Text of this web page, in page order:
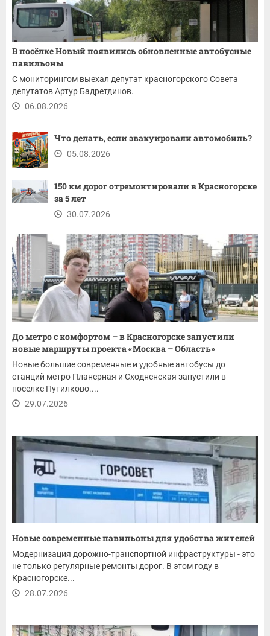
В посёлке Новый появились обновленные автобусные
павильоны
С мониторингом выехал депутат красногорского Совета
депутатов Артур Бадретдинов.
06.08.2026
Что делать, если эвакуировали автомобиль?
05.08.2026
150 км дорог отремонтировали в Красногорске
за 5 лет
30.07.2026
До метро с комфортом – в Красногорске запустили
новые маршруты проекта «Москва – Область»
Новые большие современные и удобные автобусы до
станций метро Планерная и Сходненская запустили в
поселке Путилково....
29.07.2026
Новые современные павильоны для удобства жителей
Модернизация дорожно-транспортной инфраструктуры - это
не только регулярные ремонты дорог. В этом году в
Красногорске...
28.07.2026